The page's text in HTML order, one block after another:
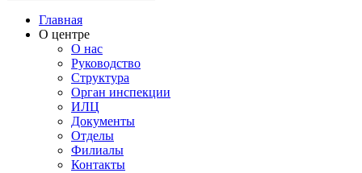
Главная
О центре
О нас
Руководство
Структура
Орган инспекции
ИЛЦ
Документы
Отделы
Филиалы
Контакты